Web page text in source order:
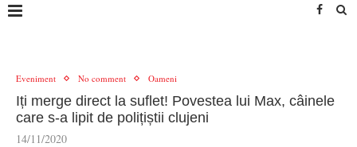
Eveniment No comment Oameni
Iți merge direct la suflet! Povestea lui Max, câinele
care s-a lipit de polițiștii clujeni
14/11/2020